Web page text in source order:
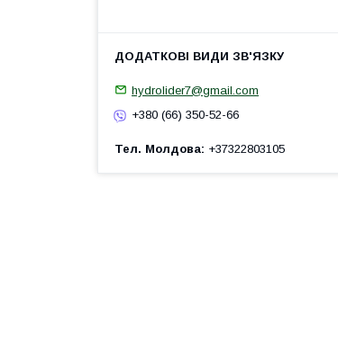
hydrolider7@gmail.com
+380 (66) 350-52-66
Тел. Молдова +37322803105